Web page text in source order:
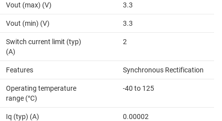
Vout (max) (V) 3.3
Vout (min) (V) 3.3
Switch current limit (typ)
(A)
2
Features Synchronous Rectification
Operating temperature
range (°C)
-40 to 125
Iq (typ) (A) 0.00002